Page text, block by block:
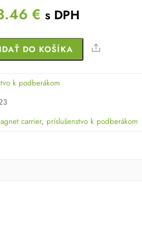
€.
€ Current
is:
13.46 €.
s DPH
DO KOŠÍKA Share
k podberákom
carrier, príslušenstvo k podberákom